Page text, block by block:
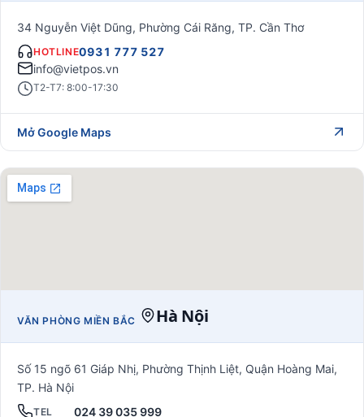
34 Nguyễn Việt Dũng, Phường Cái Răng, TP. Cần Thơ
HOTLINE0931 777 527
info@vietpos.vn
T2-T7: 8:00-17:30
Mở Google Maps
VĂN PHÒNG MIỀN BẮC Hà Nội
Số 15 ngõ 61 Giáp Nhị, Phường Thịnh Liệt, Quận Hoàng Mai,
TP. Hà Nội
TEL 024 39 035 999